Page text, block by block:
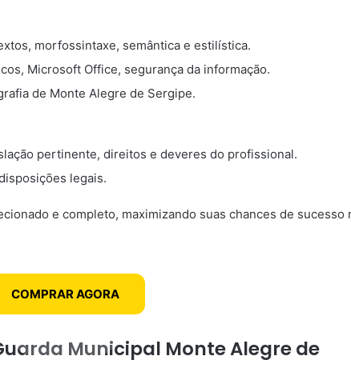
morfossintaxe, semântica e estilística.
Microsoft Office, segurança da informação.
de Monte Alegre de Sergipe.
pertinente, direitos e deveres do profissional.
legais.
e completo, maximizando suas chances de sucesso
COMPRAR AGORA
Municipal Monte Alegre de